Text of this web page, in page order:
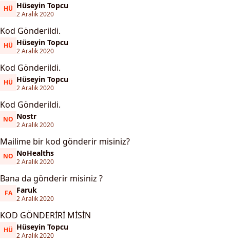
HÜHüseyin Topcu
Hüseyin Topcu
2 Aralık 2020
Kod Gönderildi.
HÜHüseyin Topcu
Hüseyin Topcu
2 Aralık 2020
Kod Gönderildi.
HÜHüseyin Topcu
Hüseyin Topcu
2 Aralık 2020
Kod Gönderildi.
NONostr
Nostr
2 Aralık 2020
Mailime bir kod gönderir misiniz?
NONoHealths
NoHealths
2 Aralık 2020
Bana da gönderir misiniz ?
FA
Faruk
Faruk
2 Aralık 2020
KOD GÖNDERİRİ MİSİN
HÜHüseyin Topcu
Hüseyin Topcu
2 Aralık 2020